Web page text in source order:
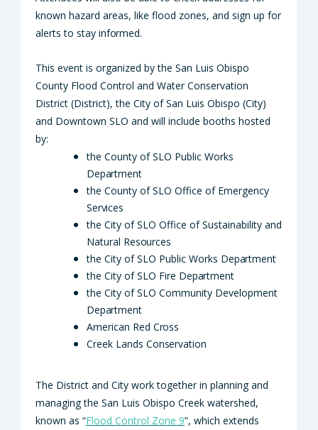
known hazard areas, like flood zones, and sign up for
alerts to stay informed.
This event is organized by the San Luis Obispo
County Flood Control and Water Conservation
District (District), the City of San Luis Obispo (City)
and Downtown SLO and will include booths hosted
by:
the County of SLO Public Works
Department
the County of SLO Office of Emergency
Services
the City of SLO Office of Sustainability and
Natural Resources
the City of SLO Public Works Department
the City of SLO Fire Department
the City of SLO Community Development
Department
American Red Cross
Creek Lands Conservation
The District and City work together in planning and
managing the San Luis Obispo Creek watershed,
known as “Flood Control Zone 9”, which extends